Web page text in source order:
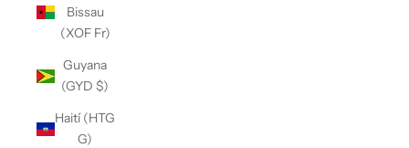
Bissau
(XOF Fr)
Guyana
(GYD $)
Haití (HTG
G)